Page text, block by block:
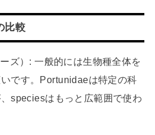
比較
ーズ）: 一般的には生物種全体を
です。Portunidaeは特定の科
speciesはもっと広範囲で使わ